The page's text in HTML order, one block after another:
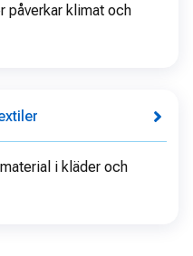
påverkar klimat och
i kläder och